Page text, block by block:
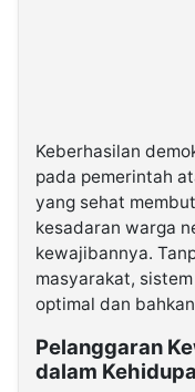
Keberhasilan
pada pemerintah
yang sehat
kesadaran warga
kewajibannya.
masyarakat,
optimal dan
Pelanggaran
dalam